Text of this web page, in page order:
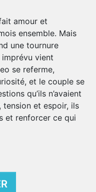
amour et
ensemble. Mais
une tournure
imprévu vient
se referme,
et le couple se
qu’ils n’avaient
tension et espoir, ils
et renforcer ce qui